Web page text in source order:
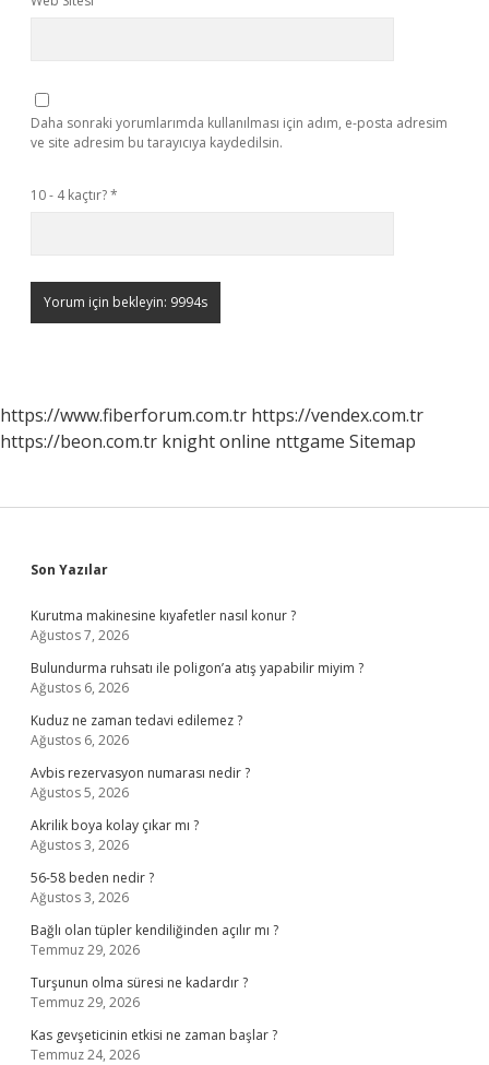
Daha sonraki yorumlarımda kullanılması için adım, e-posta adresim
ve site adresim bu tarayıcıya kaydedilsin.
10 - 4 kaçtır?*
https://www.fiberforum.com.tr https://vendex.com.tr
https://beon.com.tr knight online nttgame Sitemap
Sidebar
Son Yazılar
Kurutma makinesine kıyafetler nasıl konur ?
Ağustos 7, 2026
Bulundurma ruhsatı ile poligon’a atış yapabilir miyim ?
Ağustos 6, 2026
Kuduz ne zaman tedavi edilemez ?
Ağustos 6, 2026
Avbis rezervasyon numarası nedir ?
Ağustos 5, 2026
Akrilik boya kolay çıkar mı ?
Ağustos 3, 2026
56-58 beden nedir ?
Ağustos 3, 2026
Bağlı olan tüpler kendiliğinden açılır mı ?
Temmuz 29, 2026
Turşunun olma süresi ne kadardır ?
Temmuz 29, 2026
Kas gevşeticinin etkisi ne zaman başlar ?
Temmuz 24, 2026